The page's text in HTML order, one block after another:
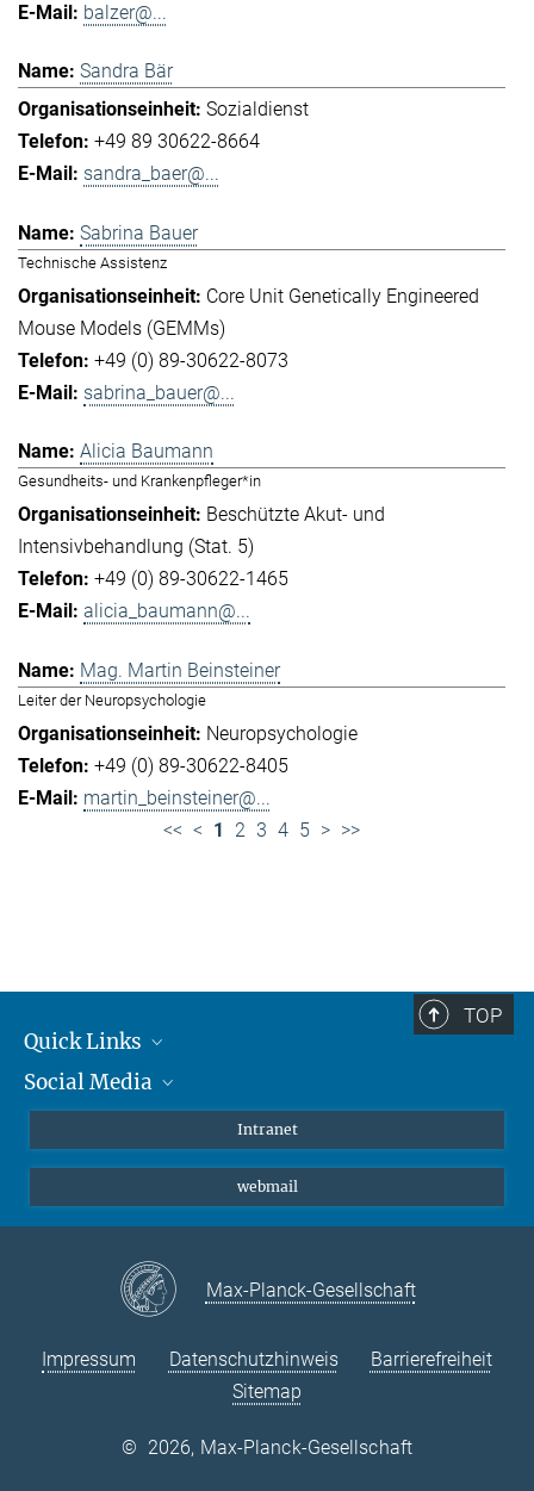
balzer@...
Sandra Bär
Sozialdienst
+49 89 30622-8664
sandra_baer@...
Sabrina Bauer
Technische Assistenz
Core Unit Genetically Engineered
Mouse Models (GEMMs)
+49 (0) 89-30622-8073
sabrina_bauer@...
Alicia Baumann
Gesundheits- und Krankenpfleger*in
Beschützte Akut- und
Intensivbehandlung (Stat. 5)
+49 (0) 89-30622-1465
alicia_baumann@...
Mag. Martin Beinsteiner
Leiter der Neuropsychologie
Neuropsychologie
+49 (0) 89-30622-8405
martin_beinsteiner@...
<< < 1 2 3 4 5 > >>
TOP
Quick Links
Student*innen/Wissenschaftler*innen
Social Media
Bluesky
YouTube
Intranet
webmail
Max-Planck-Gesellschaft
Impressum Datenschutzhinweis
Barrierefreiheit
Sitemap
© 2026, Max-Planck-Gesellschaft